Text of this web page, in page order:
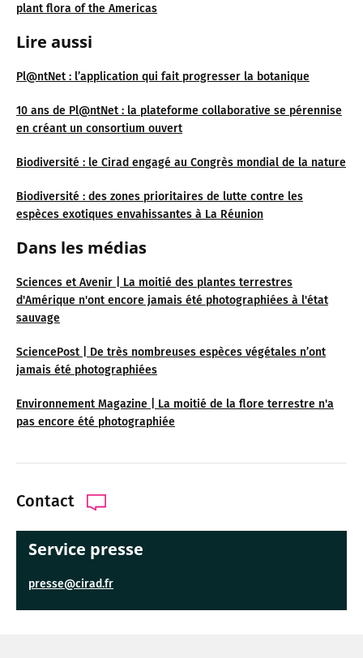
plant flora of the Americas
Lire aussi
Pl@ntNet : l’application qui fait progresser la botanique
10 ans de Pl@ntNet : la plateforme collaborative se pérennise
en créant un consortium ouvert
Biodiversité : le Cirad engagé au Congrès mondial de la nature
Biodiversité : des zones prioritaires de lutte contre les
espèces exotiques envahissantes à La Réunion
Dans les médias
Sciences et Avenir | La moitié des plantes terrestres
d'Amérique n'ont encore jamais été photographiées à l'état
sauvage
SciencePost | De très nombreuses espèces végétales n’ont
jamais été photographiées
Environnement Magazine | La moitié de la flore terrestre n'a
pas encore été photographiée
Contact
Service presse
presse@cirad.fr